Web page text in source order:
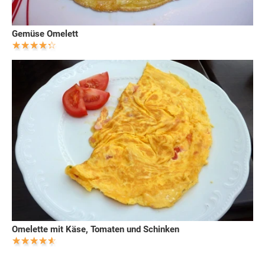
Gemüse Omelett
Omelette mit Käse, Tomaten und Schinken